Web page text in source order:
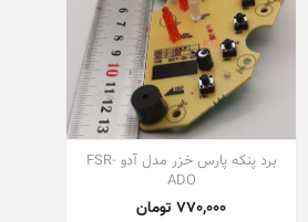
برد پنکه پارس خزر مدل آدو FSR-
ADO
770,000 تومان